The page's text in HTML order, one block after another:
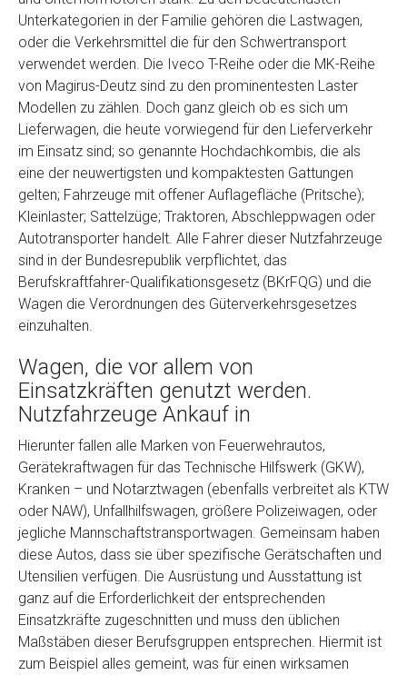
PLZ und Ort
Foto Nr. 1
Foto Nr. 2
Foto Nr. 3
Sonstiges
Fertig
Wie viel ist 10+2 ?
Unterkategorien in der Familie gehören die Lastwagen,
oder die Verkehrsmittel die für den Schwertransport
verwendet werden. Die Iveco T-Reihe oder die MK-Reihe
von Magirus-Deutz sind zu den prominentesten Laster
Modellen zu zählen. Doch ganz gleich ob es sich um
Lieferwagen, die heute vorwiegend für den Lieferverkehr
im Einsatz sind; so genannte Hochdachkombis, die als
eine der neuwertigsten und kompaktesten Gattungen
gelten; Fahrzeuge mit offener Auflagefläche (Pritsche);
Kleinlaster; Sattelzüge; Traktoren, Abschleppwagen oder
Autotransporter handelt. Alle Fahrer dieser Nutzfahrzeuge
sind in der Bundesrepublik verpflichtet, das
Berufskraftfahrer-Qualifikationsgesetz (BKrFQG) und die
Wagen die Verordnungen des Güterverkehrsgesetzes
einzuhalten.
Wagen, die vor allem von
Einsatzkräften genutzt werden.
Nutzfahrzeuge Ankauf in
Hierunter fallen alle Marken von Feuerwehrautos,
Gerätekraftwagen für das Technische Hilfswerk (GKW),
Kranken – und Notarztwagen (ebenfalls verbreitet als KTW
oder NAW), Unfallhilfswagen, größere Polizeiwagen, oder
jegliche Mannschaftstransportwagen. Gemeinsam haben
diese Autos, dass sie über spezifische Gerätschaften und
Utensilien verfügen. Die Ausrüstung und Ausstattung ist
ganz auf die Erforderlichkeit der entsprechenden
Einsatzkräfte zugeschnitten und muss den üblichen
Maßstäben dieser Berufsgruppen entsprechen. Hiermit ist
zum Beispiel alles gemeint, was für einen wirksamen